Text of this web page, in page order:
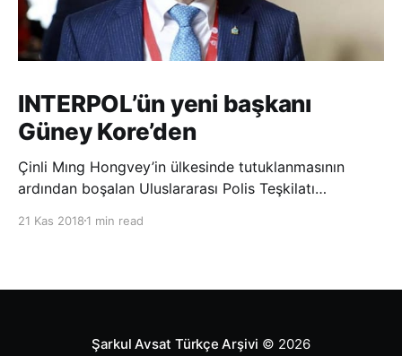
INTERPOL’ün yeni başkanı
Güney Kore’den
Çinli Mıng Hongvey’in ülkesinde tutuklanmasının
ardından boşalan Uluslararası Polis Teşkilatı
seçildi. INTERPOL Genel Kurulu’nun Dubai’deki
21 Kas 2018 1 min read
Şarkul Avsat Türkçe Arşivi © 2026